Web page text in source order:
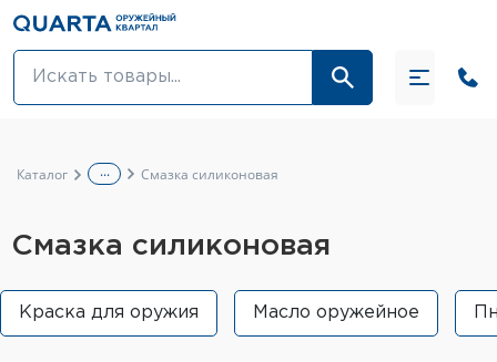
Оптовикам
Оружие и патроны
Каталог ... Смазка силиконовая
Смазка силиконовая
Краска для оружия Масло оружейное